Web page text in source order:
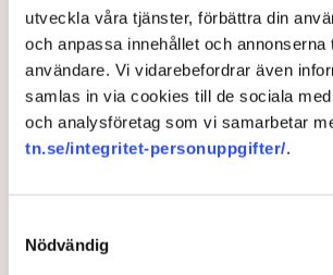
utveckla våra tjänster, förbättra din
och anpassa innehållet och annonserna
användare. Vi vidarebefordrar även
samlas in via cookies till de sociala
och analysföretag som vi samarbetar
tn.se/integritet-personuppgifter/.
Nödvändig
Ny rapport:
största utsläpp sker
de egna fabrikerna
tillverkningsindustrin uppstår inte i